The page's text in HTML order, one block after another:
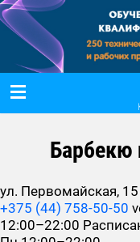
Барбекю
ул. Первомайская, 15
+375 (44) 758-50-50
12:00–22:00